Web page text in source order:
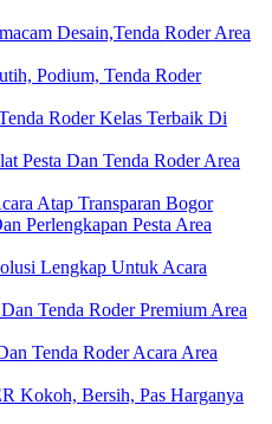
Desain,Tenda Roder Area
Podium, Tenda Roder
Roder Kelas Terbaik Di
Pesta Dan Tenda Roder Area
Atap Transparan Bogor
Perlengkapan Pesta Area
Lengkap Untuk Acara
Tenda Roder Premium Area
Tenda Roder Acara Area
Kokoh, Bersih, Pas Harganya